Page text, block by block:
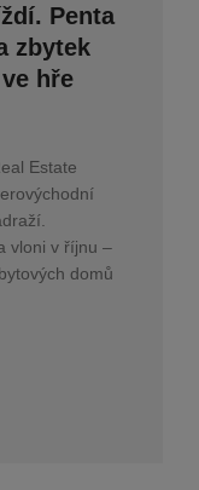
Penta
zbytek
hře
Estate
vloni v říjnu –
domů